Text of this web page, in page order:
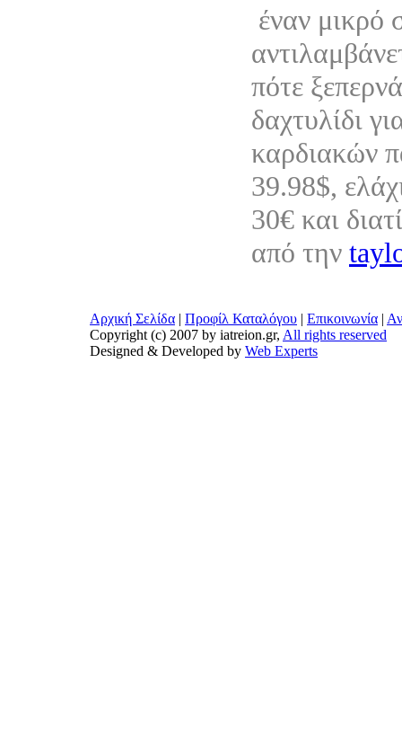
έναν μικρό
πότε
δαχτυλίδι
καρδιακών
39.98$,
30€ και
από την
Αρχική Σελίδα | Προφίλ Καταλόγου | Επικοινωνία |
Copyright (c) 2007 by iatreion.gr, All rights reserved
Designed & Developed by Web Experts